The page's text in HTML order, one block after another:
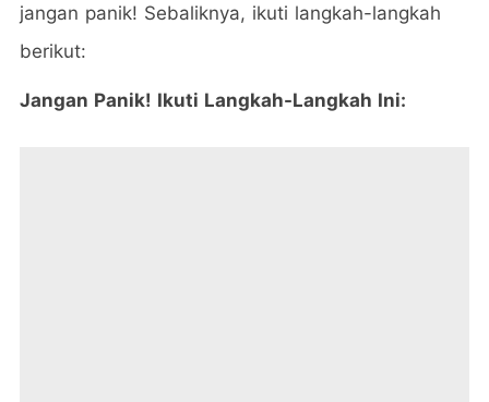
jangan panik! Sebaliknya, ikuti langkah-langkah
berikut:
Jangan Panik! Ikuti Langkah-Langkah Ini: